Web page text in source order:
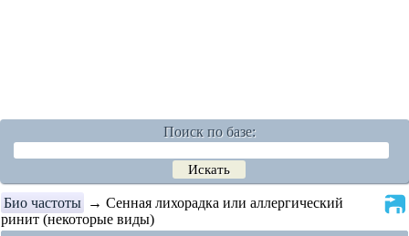
Поиск по базе:
Био частоты → Сенная лихорадка или аллергический
ринит (некоторые виды)